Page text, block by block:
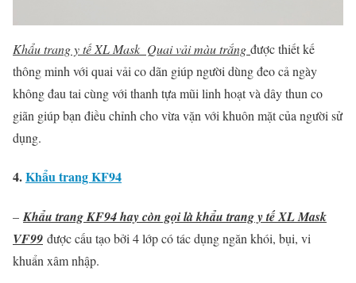
Khẩu trang y tế XL Mask Quai vải màu trắng được thiết kế
thông minh với quai vải co dãn giúp người dùng đeo cả ngày
không đau tai cùng với thanh tựa mũi linh hoạt và dây thun co
giãn giúp bạn điều chỉnh cho vừa vặn với khuôn mặt của người sử
dụng.
4.Khẩu trang KF94
– Khẩu trang KF94 hay còn gọi là khẩu trang y tế XL Mask
VF99 được cấu tạo bởi 4 lớp có tác dụng ngăn khói, bụi, vi
khuẩn xâm nhập.